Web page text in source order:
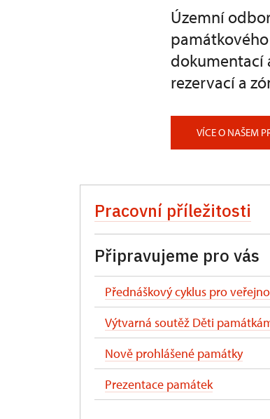
Územní
dokumentací
rezervací a
VÍCE O NAŠEM
Pracovní příležitosti
Připravujeme pro vás
Přednáškový cyklus pro
Výtvarná soutěž Děti
Nově prohlášené památky
Prezentace památek